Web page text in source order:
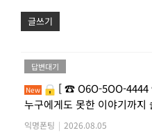
글쓰기
답변대기
New
[ ☎ O6O-5OO-4444
누구에게도 못한 이야기까지
익명폰팅 | 2026.08.05